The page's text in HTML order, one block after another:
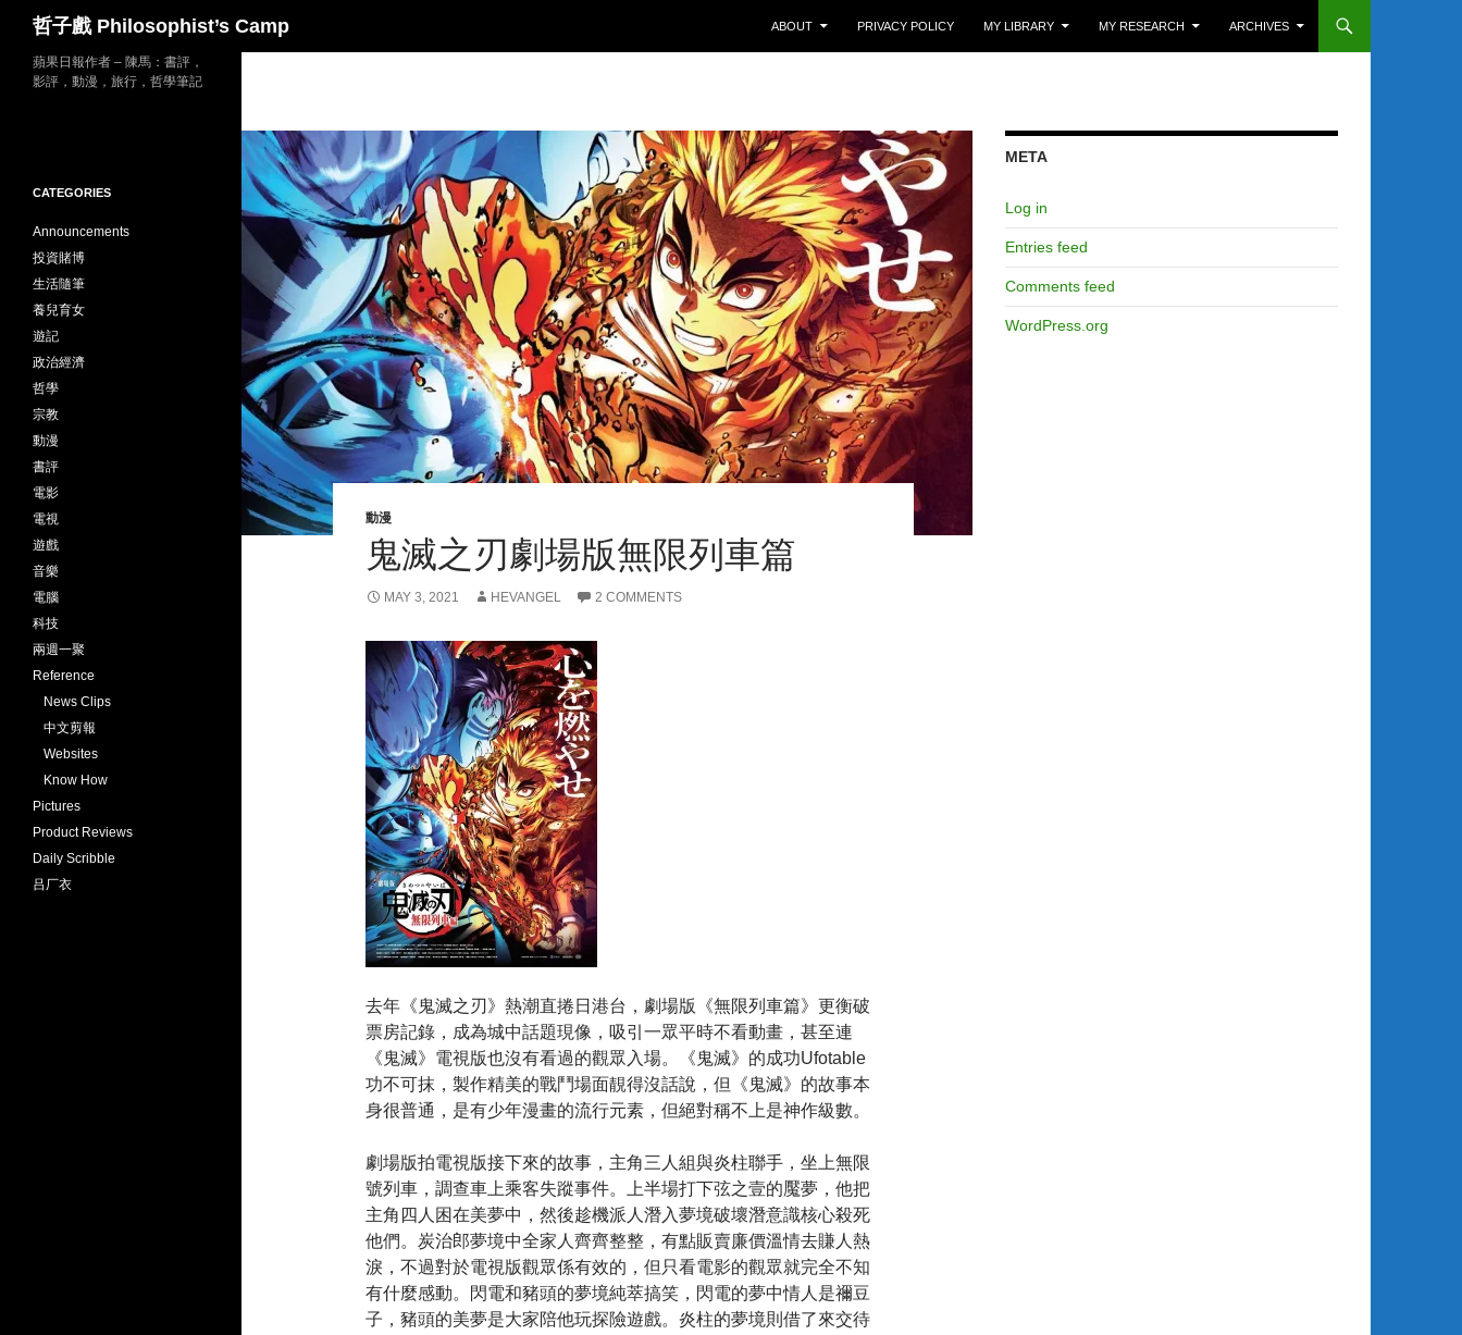
Skip
哲子戲 Philosophist’s Camp
Search
ABOUT PRIVACY POLICY MY LIBRARY MY RESEARCH ARCHIVES
動漫
鬼滅之刃劇場版無限列車篇
MAY 3, 2021 HEVANGEL 2 COMMENTS
去年《鬼滅之刃》熱潮直捲日港台，劇場版《無限列車篇》更衡破
票房記錄，成為城中話題現像，吸引一眾平時不看動畫，甚至連
《鬼滅》電視版也沒有看過的觀眾入場。《鬼滅》的成功Ufotable
功不可抹，製作精美的戰鬥場面靚得沒話說，但《鬼滅》的故事本
身很普通，是有少年漫畫的流行元素，但絕對稱不上是神作級數。
劇場版拍電視版接下來的故事，主角三人組與炎柱聯手，坐上無限
號列車，調查車上乘客失蹤事件。上半場打下弦之壹的魘夢，他把
主角四人困在美夢中，然後趁機派人潛入夢境破壞潛意識核心殺死
他們。炭治郎夢境中全家人齊齊整整，有點販賣廉價溫情去賺人熱
淚，不過對於電視版觀眾係有效的，但只看電影的觀眾就完全不知
有什麼感動。閃電和豬頭的夢境純萃搞笑，閃電的夢中情人是禰豆
子，豬頭的美夢是大家陪他玩探險遊戲。炎柱的夢境則借了來交待
META
Log in
Entries feed
Comments feed
WordPress.org
蘋果日報作者 – 陳馬：書評，
影評，動漫，旅行，哲學筆記
CATEGORIES
Announcements
投資賭博
生活隨筆
養兒育女
遊記
政治經濟
哲學
宗教
動漫
書評
電影
電視
遊戲
音樂
電腦
科技
兩週一聚
Reference
News Clips
中文剪報
Websites
Know How
Pictures
Product Reviews
Daily Scribble
吕厂衣